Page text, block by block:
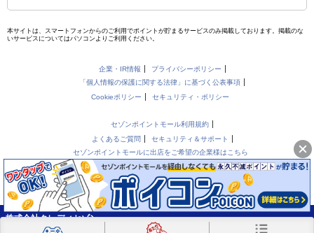
本サイトは、スマートフォンからのご利用でポイントが貯まるサービスのみ掲載しております。掲載のな
いサービスについてはパソコンよりご利用ください。
企業・IR情報
プライバシーポリシー
「個人情報の保護に関する法律」に基づく公表事項
Cookieポリシー
セキュリティ・ポリシー
セゾンポイントモール利用規約
よくあるご質問
セキュリティ＆サポート
セゾンポイントモールに出店をご希望の企業様はこちら
株式会社クレディセゾン
Copyright(C)CREDIT SAISON CO.,LTD. All Rights Reserved.